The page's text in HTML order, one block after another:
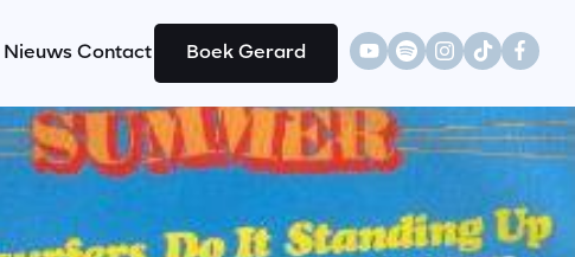
Nieuws Contact Boek Gerard